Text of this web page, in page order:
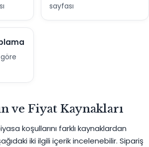
sayfası
ve Fiyat Kaynakları
koşullarını farklı kaynaklardan
iki ilgili içerik incelenebilir. Sipariş